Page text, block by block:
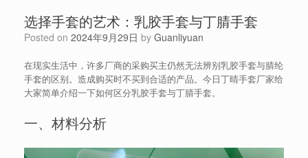
选择手套的艺术：乳胶手套与丁腈手套
Posted on 2024年9月29日 by Guanliyuan
在现实生活中，许多厂商的采购买主仍然无法辨别乳胶手套与腈纶
手套的区别。造成购买时不买到合适的产品。今日丁晴手套厂家给
大家简单介绍一下如何区分乳胶手套与丁腈手套。
一、材料分析